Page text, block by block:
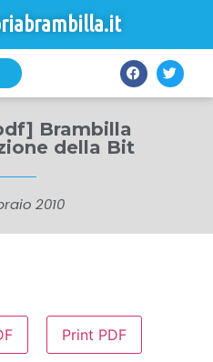
Brambilla
della Bit
2010
Print PDF